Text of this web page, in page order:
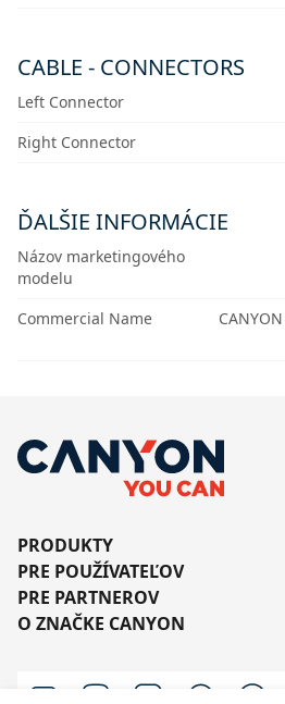
CABLE - CONNECTORS
Left Connector
Right Connector
ĎALŠIE INFORMÁCIE
Názov marketingového
modelu
Commercial Name
PRODUKTY
PRE POUŽÍVATEĽOV
PRE PARTNEROV
O ZNAČKE CANYON